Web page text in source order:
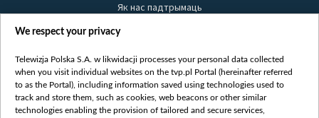
Як нас падтрымаць
Правілы выкарыстання матэрыялаў
Бяспека
Youtube
Белсат news
We respect your privacy
Telewizja Polska S.A. w likwidacji processes your personal data collected
when you visit individual websites on the tvp.pl Portal (hereinafter referred
to as the Portal), including information saved using technologies used to
track and store them, such as cookies, web beacons or other similar
technologies enabling the provision of tailored and secure services,